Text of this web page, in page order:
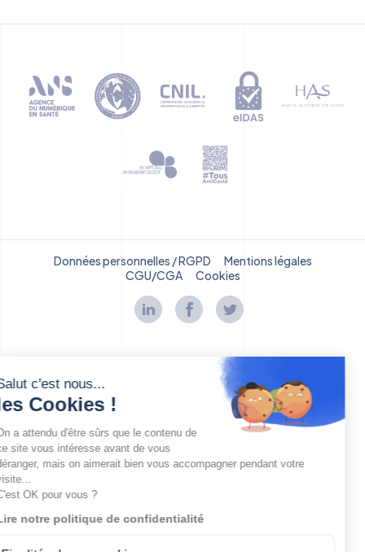
Salut c'est nous...
les Cookies !
On a attendu d'être sûrs que le contenu de
ce site vous intéresse avant de vous
déranger, mais on aimerait bien vous accompagner pendant votre
visite...
C'est OK pour vous ?
Lire notre politique de confidentialité
Données personnelles / RGPD
Mentions légales
CGU/CGA
Cookies